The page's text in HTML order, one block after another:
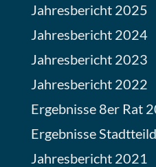
Jahresbericht 2025
Jahresbericht 2024
Jahresbericht 2023
Jahresbericht 2022
Ergebnisse 8er Rat
Ergebnisse
Jahresbericht 2021